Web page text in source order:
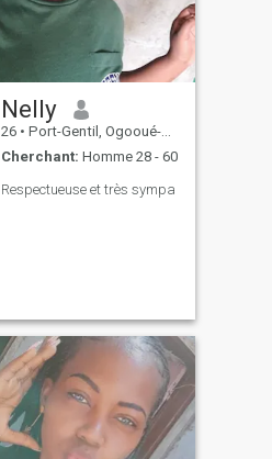
Nelly
26 • Port-Gentil, Ogooué-Maritime, Gabon
Cherchant: Homme 28 - 60
Respectueuse et très sympa